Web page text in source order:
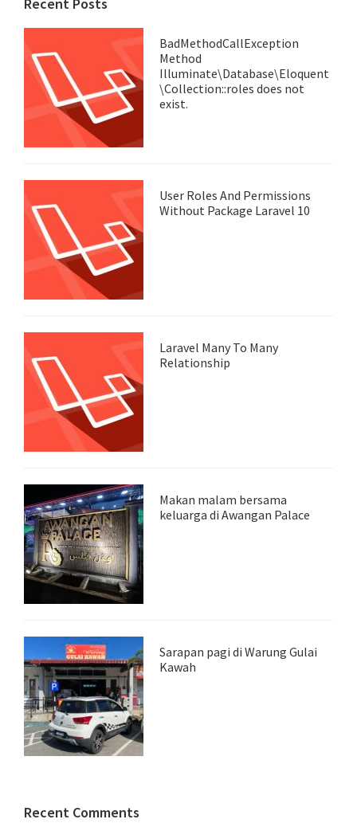
Recent Posts
BadMethodCallException
Method
Illuminate\Database\Eloquent
\Collection::roles does not
exist.
User Roles And Permissions
Without Package Laravel 10
Laravel Many To Many
Relationship
Makan malam bersama
keluarga di Awangan Palace
Sarapan pagi di Warung Gulai
Kawah
Recent Comments